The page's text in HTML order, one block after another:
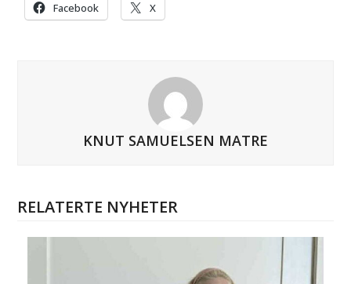
Facebook X
KNUT SAMUELSEN MATRE
RELATERTE NYHETER